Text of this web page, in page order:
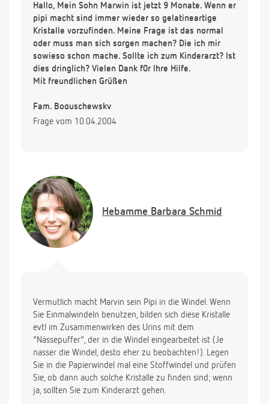
Hallo, Mein Sohn Marwin ist jetzt 9 Monate. Wenn er
pipi macht sind immer wieder so gelatineartige
Kristalle vorzufinden. Meine Frage ist das normal
oder muss man sich sorgen machen? Die ich mir
sowieso schon mache. Sollte ich zum Kinderarzt? Ist
dies dringlich? Vielen Dank f0r Ihre Hilfe.
Mit freundlichen Grüßen
Fam. Boguschewsky
Frage vom 10.04.2004
Hebamme Barbara Schmid
Vermutlich macht Marvin sein Pipi in die Windel. Wenn
Sie Einmalwindeln benutzen, bilden sich diese Kristalle
evtl im Zusammenwirken des Urins mit dem
"Nässepuffer", der in die Windel eingearbeitet ist (Je
nasser die Windel, desto eher zu beobachten!). Legen
Sie in die Papierwindel mal eine Stoffwindel und prüfen
Sie, ob dann auch solche Kristalle zu finden sind; wenn
ja, sollten Sie zum Kinderarzt gehen.